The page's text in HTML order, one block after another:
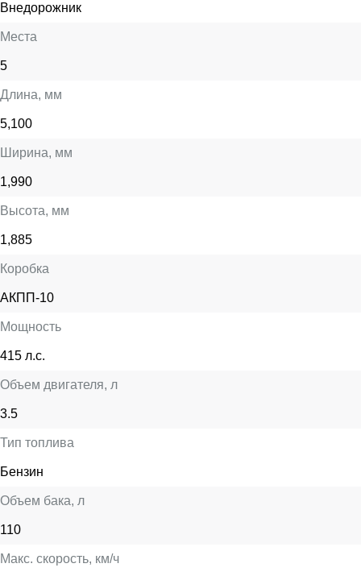
Внедорожник
Места
5
Длина, мм
5,100
Ширина, мм
1,990
Высота, мм
1,885
Коробка
АКПП-10
Мощность
415 л.с.
Объем двигателя, л
3.5
Тип топлива
Бензин
Объем бака, л
110
Макс. скорость, км/ч